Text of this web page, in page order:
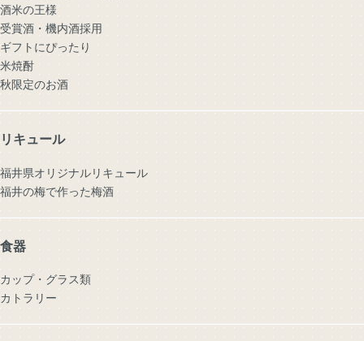
酒米の王様
受賞酒・機内酒採用
ギフトにぴったり
米焼酎
秋限定のお酒
リキュール
福井県オリジナルリキュール
福井の梅で作った梅酒
食器
カップ・グラス類
カトラリー